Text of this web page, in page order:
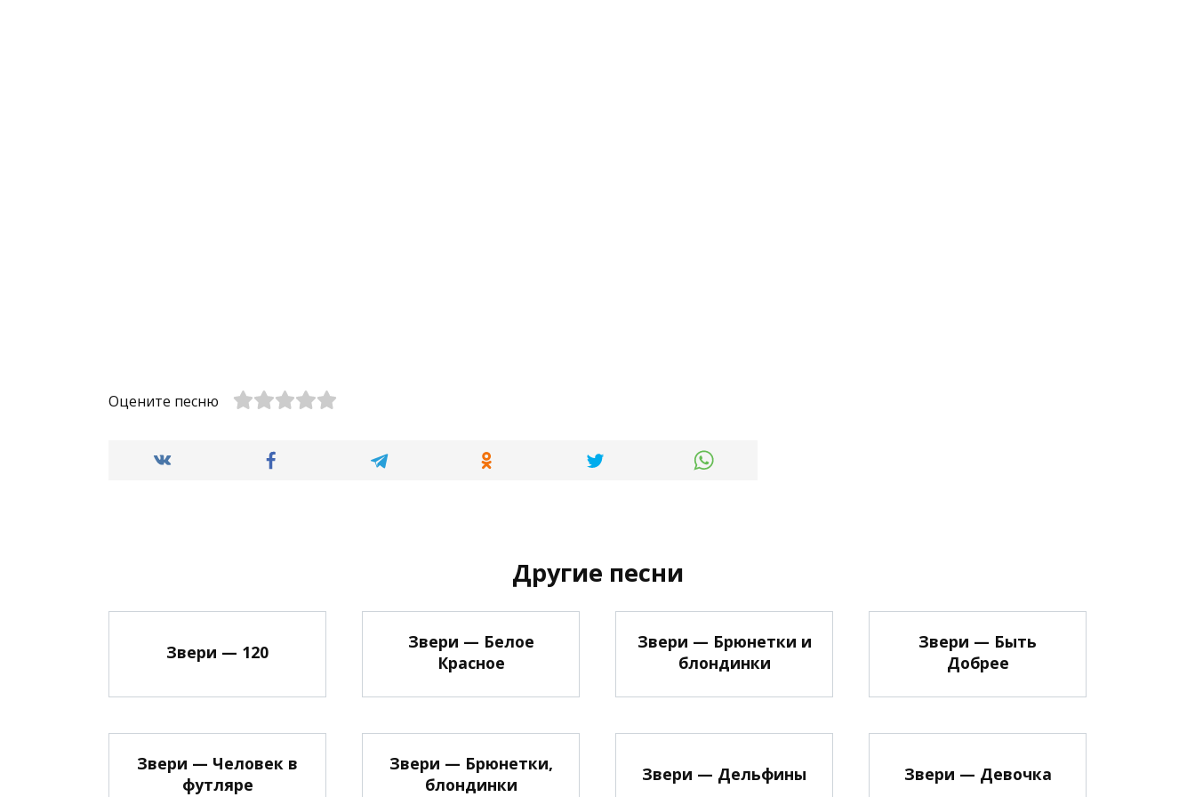
Оцените песню
Другие песни
Звери — 120
Звери — Белое
Красное
Звери — Брюнетки и
блондинки
Звери — Быть
Добрее
Звери — Человек в
футляре
Звери — Брюнетки,
блондинки
Звери — Дельфины Звери — Девочка